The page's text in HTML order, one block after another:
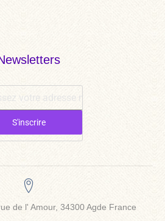
S'inscrire
de l' Amour, 34300 Agde France